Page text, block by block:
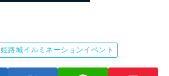
姫路城イルミネーションイベント